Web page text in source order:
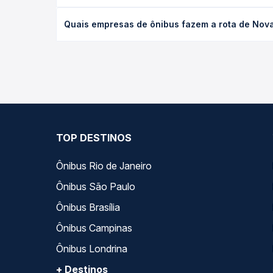
poltrona e a antecedência da compra. Na Quero
Quais empresas de ônibus fazem a rota de
TOP DESTINOS
Ônibus Rio de Janeiro
Ônibus São Paulo
Ônibus Brasília
Ônibus Campinas
Ônibus Londrina
+ Destinos